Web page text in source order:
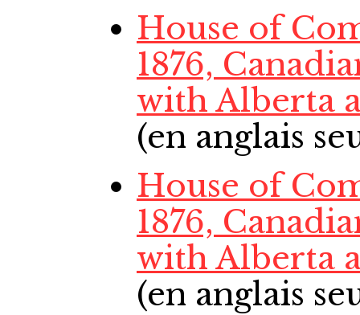
House of
1876,
with Alberta
(en anglais
House of
1876,
with Alberta
(en anglais